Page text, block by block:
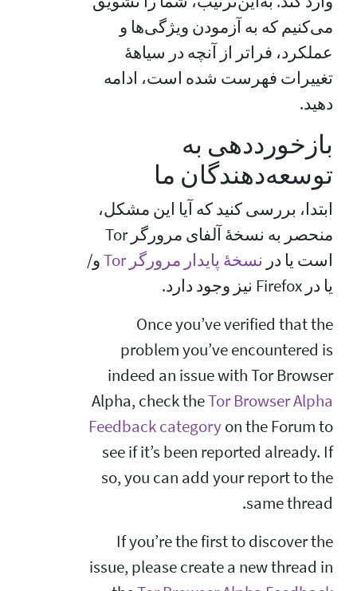
می‌کنیم که به آزمودن ویژگی‌ها و
عملکرد، فراتر از آنچه در سیاههٔ
تغییرات فهرست شده است، ادامه
دهید.
بازخورددهی به
توسعه‌دهندگان ما
ابتدا، بررسی کنید که آیا این مشکل،
منحصر به نسخهٔ آلفای مرورگر Tor
است یا در نسخهٔ پایدار مرورگر Tor
و/
یا در Firefox نیز وجود دارد.
Once you’ve verified that the
problem you’ve encountered is
indeed an issue with Tor Browser
Alpha, check theTor Browser Alpha
Feedback categoryon the Forum to
see if it’s been reported already. If
so, you can add your report to the
same thread.
If you’re the first to discover the
issue, please create a new thread in